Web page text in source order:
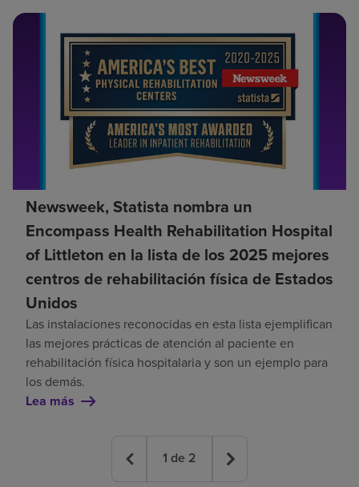
Newsweek, Statista nombra un
Encompass Health Rehabilitation Hospital
of Littleton en la lista de los 2025 mejores
centros de rehabilitación física de Estados
Unidos
Las instalaciones reconocidas en esta lista ejemplifican
las mejores prácticas de atención al paciente en
rehabilitación física hospitalaria y son un ejemplo para
los demás.
Lea más
1 de 2